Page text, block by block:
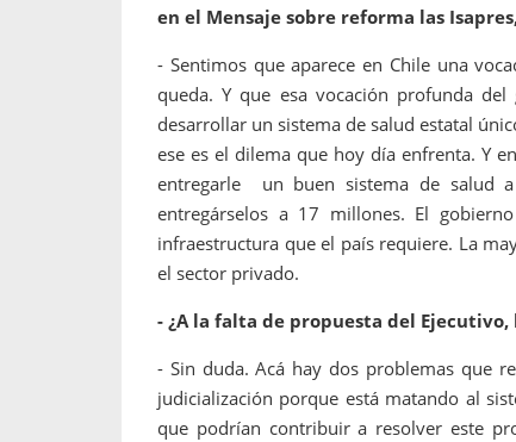
en el Mensaje sobre reforma las
- Sentimos que aparece en Chile una
queda. Y que esa vocación profunda
desarrollar un sistema de salud estatal
ese es el dilema que hoy día enfrenta. Y
entregarle un buen sistema de salud
entregárselos a 17 millones. El
infraestructura que el país requiere. La
el sector privado.
- ¿A la falta de propuesta del
- Sin duda. Acá hay dos problemas que
judicialización porque está matando al
que podrían contribuir a resolver este